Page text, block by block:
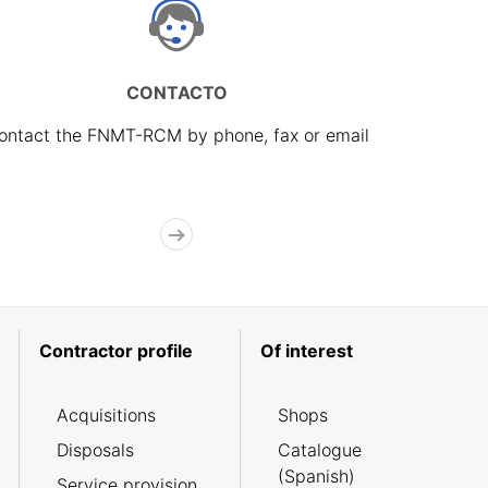
CONTACTO
the FNMT-RCM by phone, fax or email
Contractor profile
Acquisitions
Disposals
Of interest
Shops
Catalogue
(Spanish)